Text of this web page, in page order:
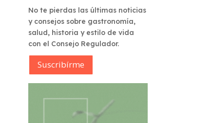
No te pierdas las últimas noticias
y consejos sobre gastronomía,
salud, historia y estilo de vida
con el Consejo Regulador.
Suscribírme